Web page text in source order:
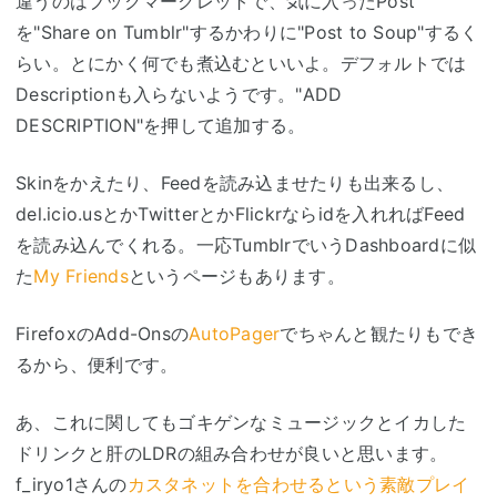
を"Share on Tumblr"するかわりに"Post to Soup"するく
らい。とにかく何でも煮込むといいよ。デフォルトでは
Descriptionも入らないようです。"ADD
DESCRIPTION"を押して追加する。
Skinをかえたり、Feedを読み込ませたりも出来るし、
del.icio.usとかTwitterとかFlickrならidを入れればFeed
を読み込んでくれる。一応TumblrでいうDashboardに似
たMy Friendsというページもあります。
FirefoxのAdd-OnsのAutoPagerでちゃんと観たりもでき
るから、便利です。
あ、これに関してもゴキゲンなミュージックとイカした
ドリンクと肝のLDRの組み合わせが良いと思います。
f_iryo1さんのカスタネットを合わせるという素敵プレイ